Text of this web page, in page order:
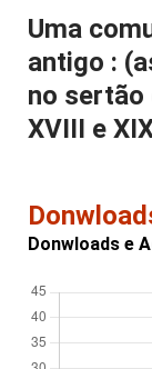
Uma
antigo :
no sertão
XVIII e
Donwloads e